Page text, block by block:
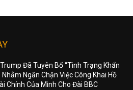
Đã Tuyên Bố “Tình Trạng Khẩn
Nhằm Ngăn Chặn Việc Công Khai Hồ
Chính Của Mình Cho Đài BBC